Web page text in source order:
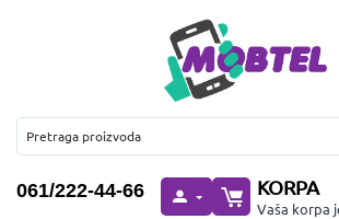
061/222-44-66 KORPA
Vaša korpa